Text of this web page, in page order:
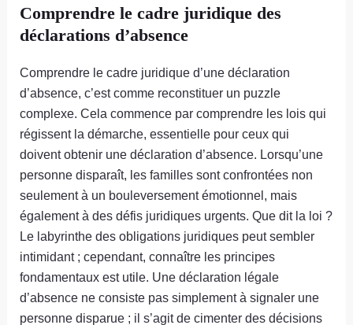
Comprendre le cadre juridique des
déclarations d’absence
Comprendre le cadre juridique d’une déclaration
d’absence, c’est comme reconstituer un puzzle
complexe. Cela commence par comprendre les lois qui
régissent la démarche, essentielle pour ceux qui
doivent obtenir une déclaration d’absence. Lorsqu’une
personne disparaît, les familles sont confrontées non
seulement à un bouleversement émotionnel, mais
également à des défis juridiques urgents. Que dit la loi ?
Le labyrinthe des obligations juridiques peut sembler
intimidant ; cependant, connaître les principes
fondamentaux est utile. Une déclaration légale
d’absence ne consiste pas simplement à signaler une
personne disparue ; il s’agit de cimenter des décisions